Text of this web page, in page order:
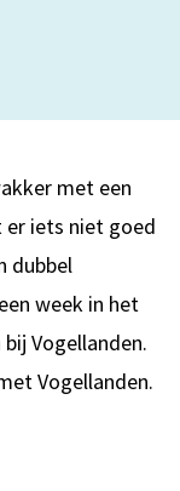
met een
er iets niet goed
dubbel
week in het
Vogellanden.
Vogellanden.